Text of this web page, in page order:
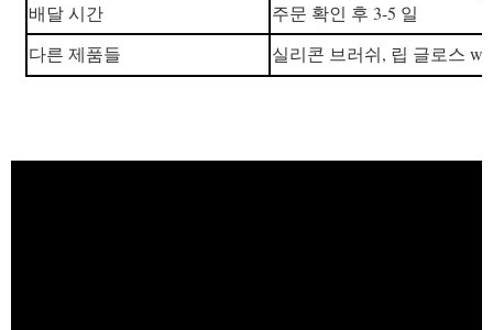
배달 시간
주문 확인 후 3-5 일
다른 제품들
실리콘 브러쉬, 립 글로스